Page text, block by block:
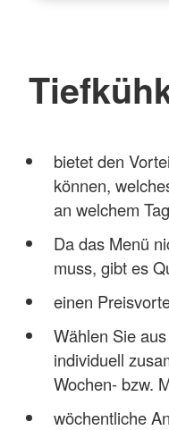
bietet den
können,
an welchem
Da das Menü
muss, gibt es
einen
Wählen Sie
individuell
Wochen- bzw.
wöchentliche